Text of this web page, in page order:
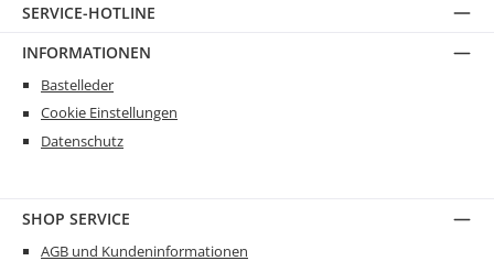
SERVICE-HOTLINE
INFORMATIONEN
Bastelleder
Cookie Einstellungen
Datenschutz
SHOP SERVICE
AGB und Kundeninformationen